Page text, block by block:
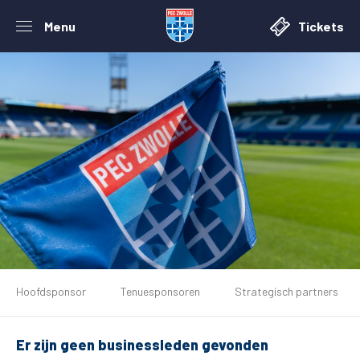
Menu Tickets
Tickets
Matchdays
Hoofdsponsor Tenuesponsoren Strategisch partners
Er zijn geen businessleden gevonden